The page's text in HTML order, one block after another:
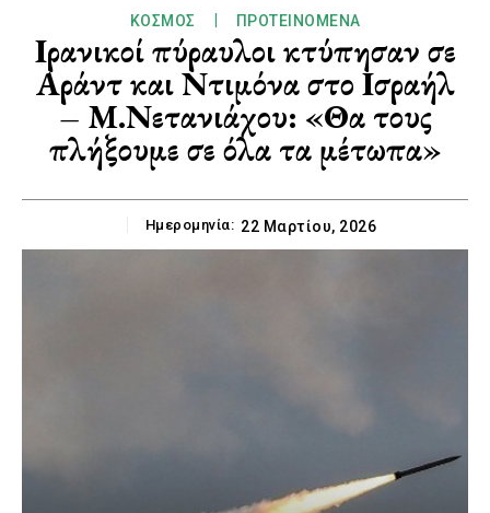
ΚΌΣΜΟΣ ΠΡΟΤΕΙΝΌΜΕΝΑ
Ιρανικοί πύραυλοι κτύπησαν σε
Αράντ και Ντιμόνα στο Ισραήλ
– Μ.Νετανιάχου: «Θα τους
πλήξουμε σε όλα τα μέτωπα»
Ημερομηνία: 22 Μαρτίου, 2026